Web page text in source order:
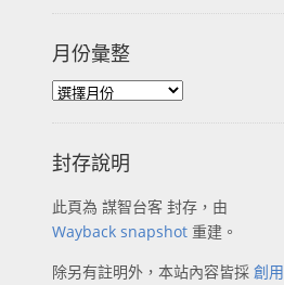
月份彙整
封存說明
此頁為 謀智台客 封存，由
Wayback snapshot 重建。
除另有註明外，本站內容皆採 創用